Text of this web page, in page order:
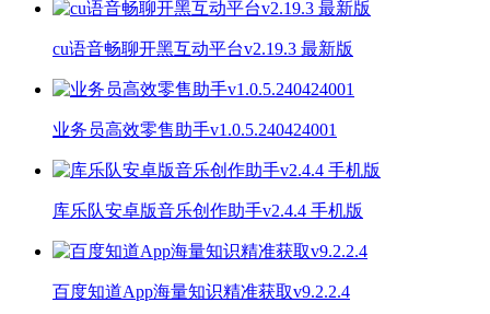
cu语音畅聊开黑互动平台v2.19.3 最新版
业务员高效零售助手v1.0.5.240424001
库乐队安卓版音乐创作助手v2.4.4 手机版
百度知道App海量知识精准获取v9.2.2.4